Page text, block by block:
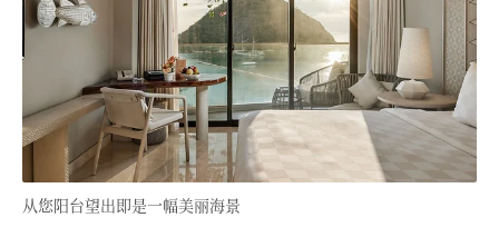
从您阳台望出即是一幅美丽海景